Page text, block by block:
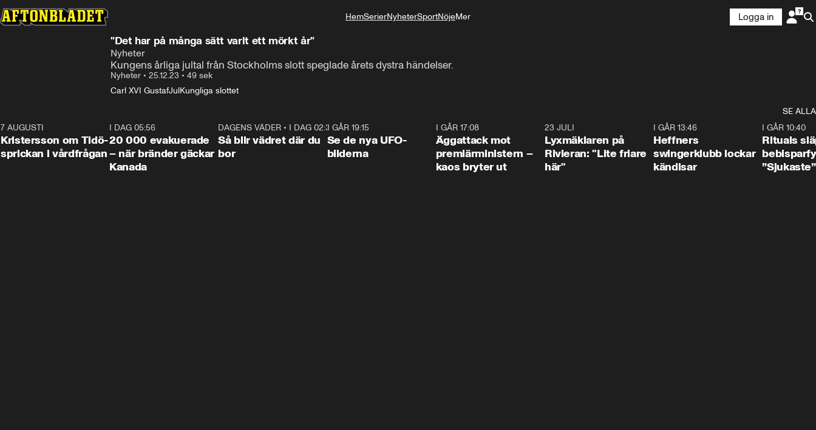
HemSerierNyheterSportNöjeMer
Logga in
"Det har på många sätt varit ett mörkt år"
Nyheter
Kungens årliga jultal från Stockholms slott speglade årets dystra händelser.
Nyheter • 25.12.23 • 49 sek
Carl XVI GustafJulKungliga slottet
SE ALLA
7 AUGUSTI
Kristersson om Tidö-
sprickan i vårdfrågan
I DAG 05:56
20 000 evakuerade
– när bränder gäckar
Kanada
1:06
DAGENS VÄDER • I DAG 02:30
Så blir vädret där du
bor
I GÅR 19:15
Se de nya UFO-
bilderna
I GÅR 17:08
Äggattack mot
premiärministern –
kaos bryter ut
23 JULI
Lyxmäklaren på
Rivieran: "Lite friare
här"
I GÅR 13:46
Heffners
swingerklubb lockar
kändisar
I GÅR 10:40
Rituals
”Sjukaste”